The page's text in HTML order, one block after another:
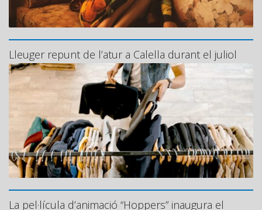
Lleuger repunt de l’atur a Calella durant el juliol
La pel·lícula d’animació “Hoppers” inaugura el